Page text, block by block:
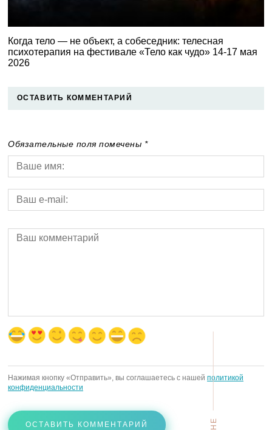
Когда тело — не объект, а собеседник: телесная
психотерапия на фестивале «Тело как чудо» 14-17 мая
2026
ОСТАВИТЬ КОММЕНТАРИЙ
Обязательные поля помечены *
Нажимая кнопку «Отправить», вы соглашаетесь с нашей политикой
конфиденциальности
ОСТАВИТЬ КОММЕНТАРИЙ